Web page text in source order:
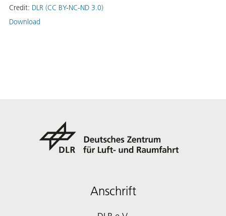
Credit: DLR (CC BY-NC-ND 3.0)
Download
Anschrift